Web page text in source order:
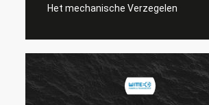
Het mechanische Verzegelen